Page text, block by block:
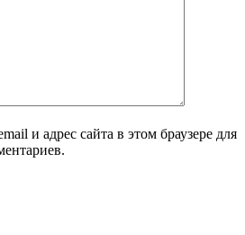
и адрес сайта в этом браузере для